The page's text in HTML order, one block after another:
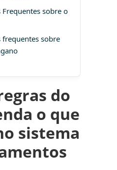
Frequentes sobre o
frequentes sobre
do
o que
sistema